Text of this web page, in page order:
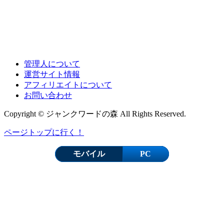
管理人について
運営サイト情報
アフィリエイトについて
お問い合わせ
Copyright © ジャンクワードの森 All Rights Reserved.
ページトップに行く！
モバイル PC